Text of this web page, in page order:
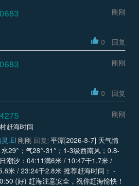
刚刚
0 回复
刚刚
0 回复
刚刚
赶海时间
.EI 刚刚 回复: 平潭[2026-8-7] 天气情
29°；气28°-31°；1-3级西南风；0.8-
潮汐：04:11满6米 / 10:47干1.7米 /
米 / 23:24干2.8米 推荐赶海时间： -
(好) 赶海注意安全，祝你赶海愉快！